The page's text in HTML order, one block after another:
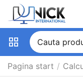
Pagina start /